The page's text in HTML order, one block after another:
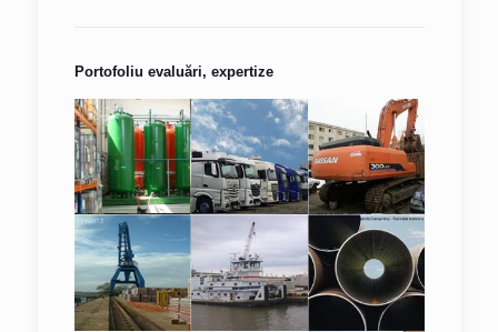
Portofoliu evaluări, expertize